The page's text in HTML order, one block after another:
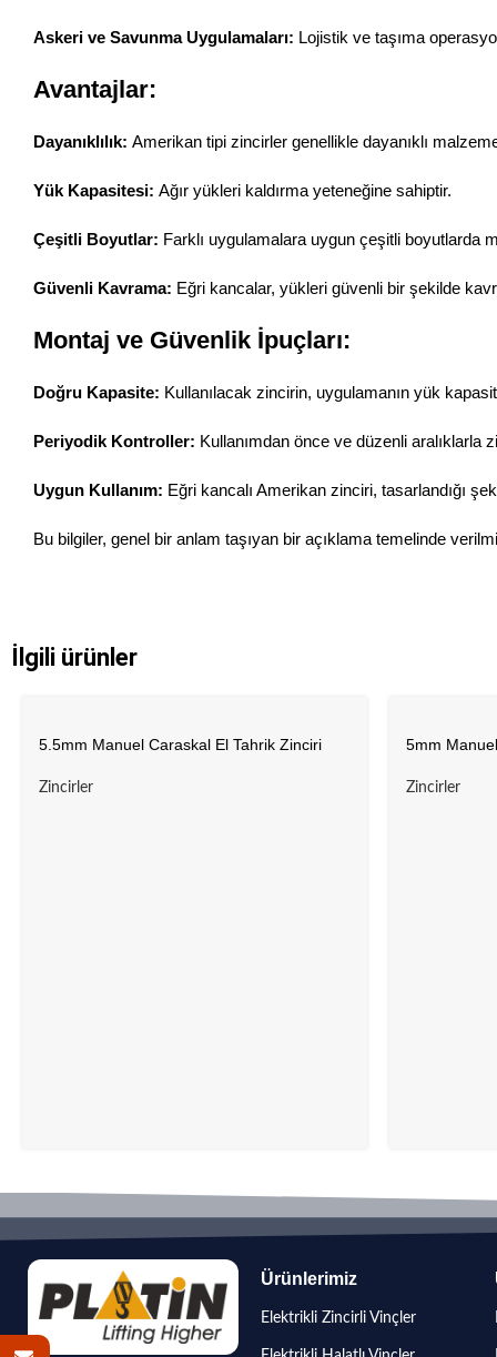
Askeri ve Savunma Uygulamaları: Lojistik ve taşıma
Avantajlar:
Dayanıklılık: Amerikan tipi zincirler genellikle dayanıklı
Yük Kapasitesi: Ağır yükleri kaldırma yeteneğine sahiptir.
Çeşitli Boyutlar: Farklı uygulamalara uygun çeşitli boyutlarda
Güvenli Kavrama: Eğri kancalar, yükleri güvenli bir şekilde
Montaj ve Güvenlik İpuçları:
Doğru Kapasite: Kullanılacak zincirin, uygulamanın yük
Periyodik Kontroller: Kullanımdan önce ve düzenli aralıklarla
Uygun Kullanım: Eğri kancalı Amerikan zinciri, tasarlandığı
Bu bilgiler, genel bir anlam taşıyan bir açıklama temelinde
İlgili ürünler
5.5mm Manuel Caraskal El Tahrik Zinciri
Zincirler
5mm
Zincirler
Ürünlerimiz
Elektrikli Zincirli Vinçler